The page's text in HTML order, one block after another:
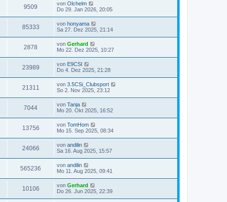
9509 von Olchelm
Do 29. Jan 2026, 20:05
85333 von honyama
Sa 27. Dez 2025, 21:14
2878 von Gerhard
Mo 22. Dez 2025, 10:27
23989 von E9CSI
Do 4. Dez 2025, 21:28
21311 von 3.5CSi_Clubsport
So 2. Nov 2025, 23:12
7044 von Tanja
Mo 20. Okt 2025, 16:52
13756 von TomHom
Mo 15. Sep 2025, 08:34
24066 von andilin
Sa 16. Aug 2025, 15:57
565236 von andilin
Mo 11. Aug 2025, 09:41
10106 von Gerhard
Do 26. Jun 2025, 22:39